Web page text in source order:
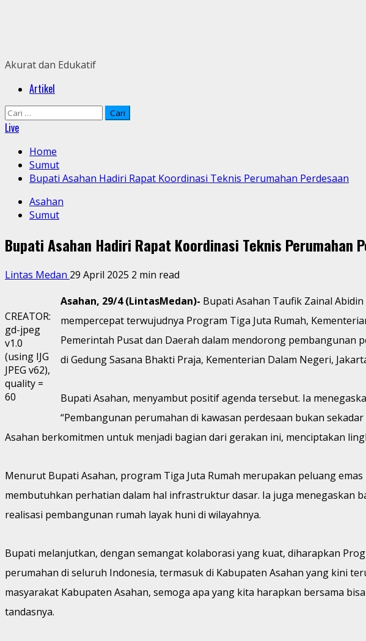
Akurat dan Edukatif
PrimaryArtikel
Cari
untuk:
Live
Home
Sumut
Bupati Asahan Hadiri Rapat Koordinasi Teknis Perumahan Perdesaan
Asahan
Sumut
Bupati Asahan Hadiri Rapat Koordinasi Teknis Perumahan
Lintas Medan 29 April 2025 2 min read
CREATOR:
gd-jpeg
v1.0
(using IJG
JPEG v62),
quality =
60
Asahan, 29/4 (LintasMedan)- Bupati Asahan Taufik Zainal
mempercepat terwujudnya Program Tiga Juta Rumah,
Pemerintah Pusat dan Daerah dalam mendorong pembangunan
di Gedung Sasana Bhakti Praja, Kementerian Dalam Negeri,
Bupati Asahan, menyambut positif agenda tersebut. Ia
“Pembangunan perumahan di kawasan perdesaan bukan
Asahan berkomitmen untuk menjadi bagian dari gerakan ini, menciptakan
Menurut Bupati Asahan, program Tiga Juta Rumah merupakan peluang
membutuhkan perhatian dalam hal infrastruktur dasar. Ia juga menegaskan
realisasi pembangunan rumah layak huni di wilayahnya.
Bupati melanjutkan, dengan semangat kolaborasi yang kuat, diharapkan
perumahan di seluruh Indonesia, termasuk di Kabupaten Asahan yang kini
masyarakat Kabupaten Asahan, semoga apa yang kita harapkan bersama
tandasnya.